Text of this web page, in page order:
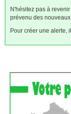
N'hésitez pas à
prévenu des
Pour créer une alerte,